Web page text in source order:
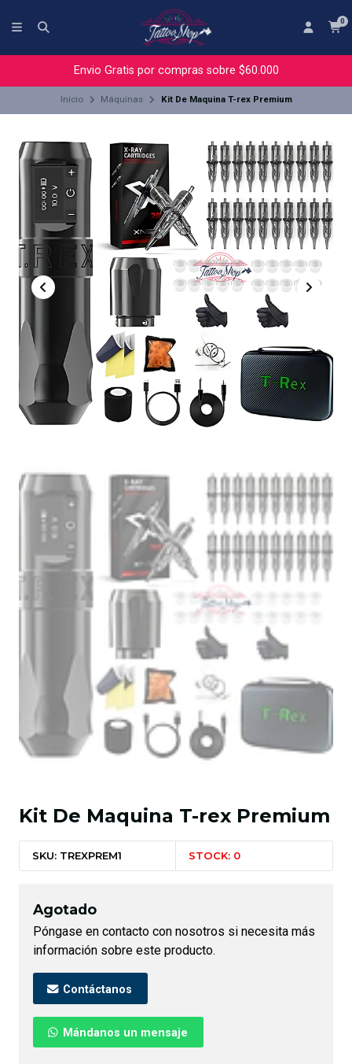
0
Envio Gratis por compras sobre $60.000
Inicio Máquinas Kit De Maquina T-rex Premium
Kit De Maquina T-rex Premium
SKU: TREXPREM1 STOCK: 0
Agotado
Póngase en contacto con nosotros si necesita más
información sobre este producto.
Contáctanos
Mándanos un mensaje